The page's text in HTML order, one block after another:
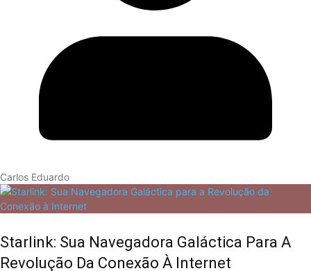
Carlos Eduardo
Starlink: Sua Navegadora Galáctica Para A
Revolução Da Conexão À Internet